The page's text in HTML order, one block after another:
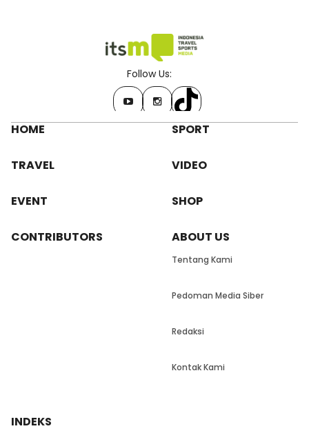
Follow Us:
HOME SPORT
TRAVEL VIDEO
EVENT SHOP
CONTRIBUTORS ABOUT US
Tentang Kami
Pedoman Media Siber
Redaksi
Kontak Kami
INDEKS